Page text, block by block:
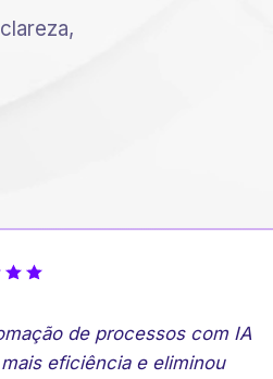
de processos com IA
eficiência e eliminou